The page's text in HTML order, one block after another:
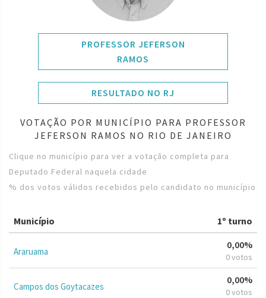
PROFESSOR JEFERSON
RAMOS
RESULTADO NO RJ
VOTAÇÃO POR MUNICÍPIO PARA PROFESSOR
JEFERSON RAMOS NO RIO DE JANEIRO
Clique no município para ver a votação completa para
Deputado Federal naquela cidade
% dos votos válidos recebidos pelo candidato no município
Município 1º turno
Araruama
0,00%
0 votos
Campos dos Goytacazes
0,00%
0 votos